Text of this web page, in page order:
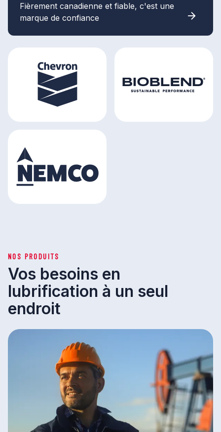
Fièrement canadienne et fiable, c'est une
marque de confiance
NOS PRODUITS
Vos besoins en
lubrification à un seul
endroit